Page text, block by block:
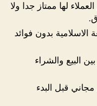
لها ممتاز جدا ولا
بدون فوائد
البيع والشراء
قبل البدء